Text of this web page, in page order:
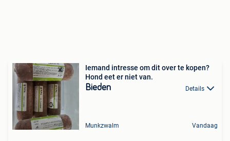
Iemand intresse om dit over te kopen?
Hond eet er niet van.
Bieden Details
Munkzwalm Vandaag